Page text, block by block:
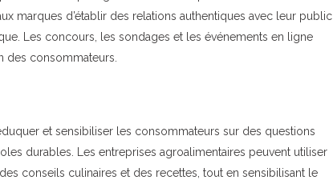
marques d’établir des relations authentiques avec leur public
Les concours, les sondages et les événements en ligne
des consommateurs.
et sensibiliser les consommateurs sur des questions
durables. Les entreprises agroalimentaires peuvent utiliser
conseils culinaires et des recettes, tout en sensibilisant le